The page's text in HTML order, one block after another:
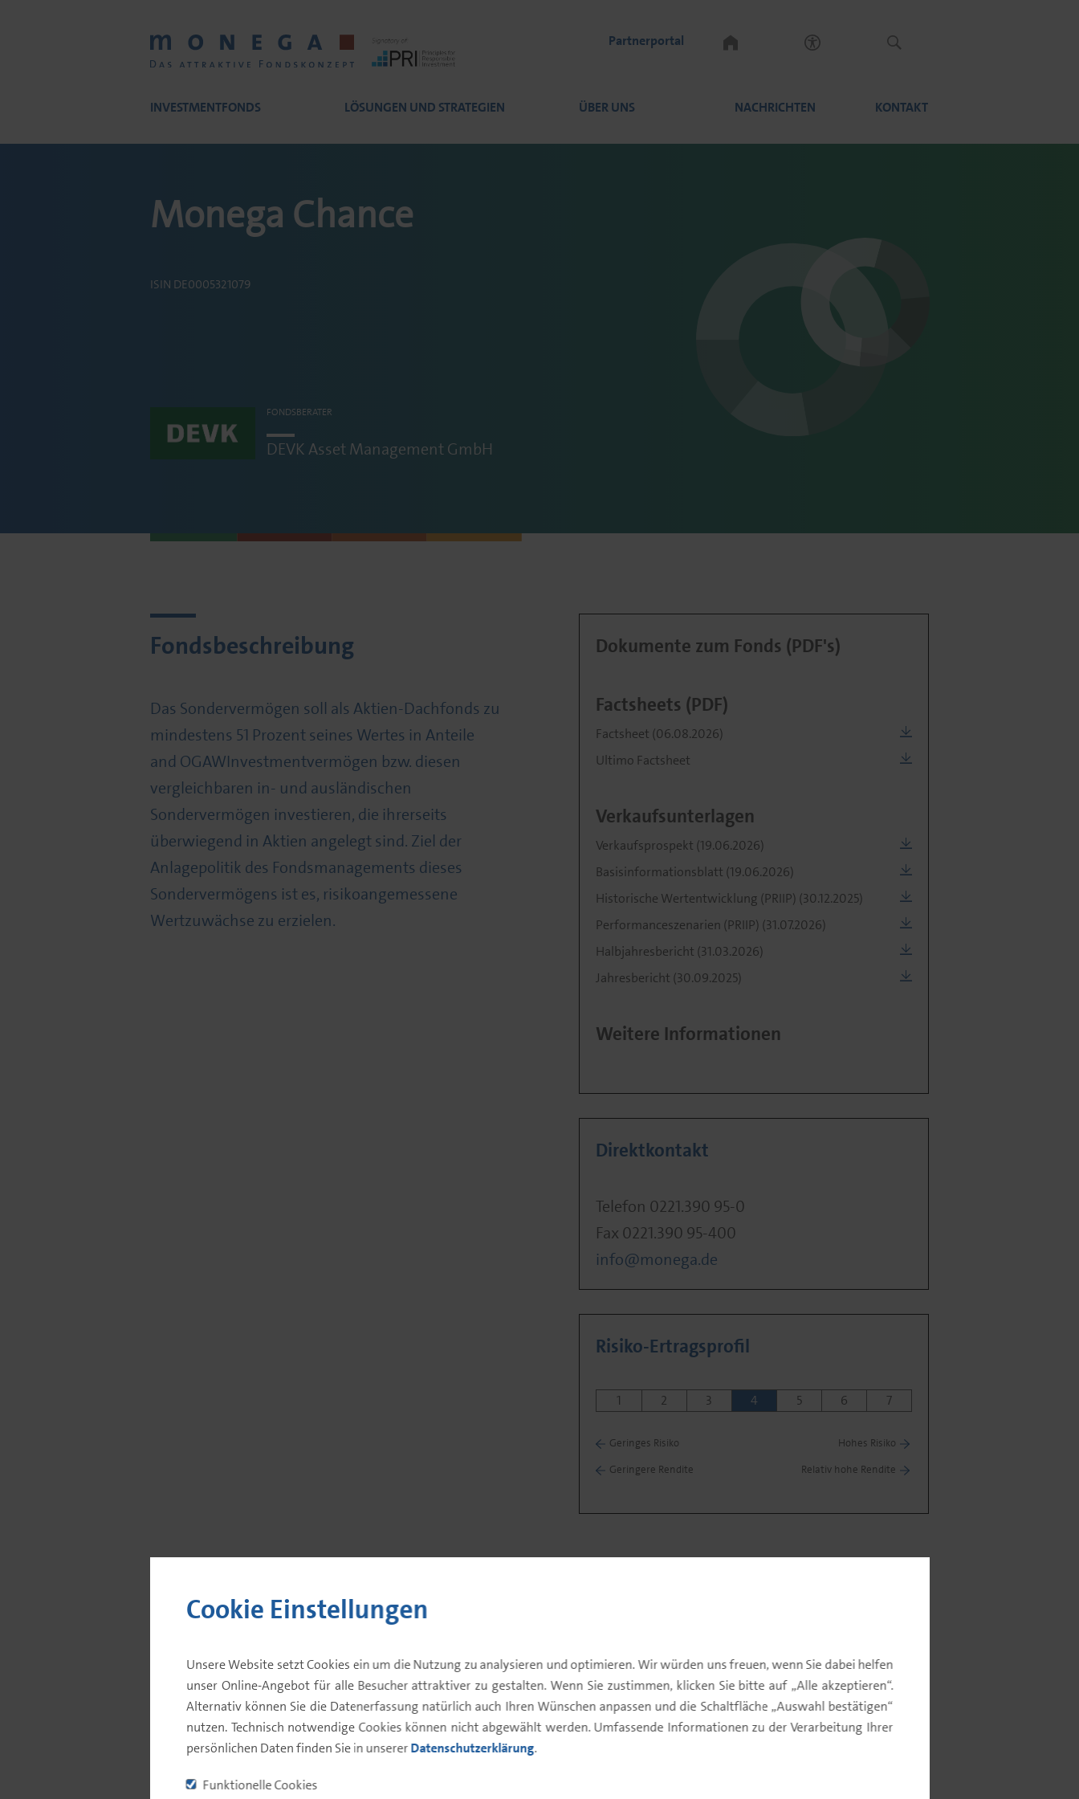
Cookie Einstellungen
Unsere Website setzt Cookies ein um die Nutzung zu analysieren und optimieren. Wir würden uns freuen, wenn Sie dabei helfen
unser Online-Angebot für alle Besucher attraktiver zu gestalten. Wenn Sie zustimmen, klicken Sie bitte auf „Alle akzeptieren“.
Alternativ können Sie die Datenerfassung natürlich auch Ihren Wünschen anpassen und die Schaltfläche „Auswahl bestätigen“
nutzen. Technisch notwendige Cookies können nicht abgewählt werden. Umfassende Informationen zu der Verarbeitung Ihrer
persönlichen Daten finden Sie in unsererDatenschutzerklärung.
Funktionelle Cookies
Partnerportal
navigation
INVESTMENTFONDS LÖSUNGEN UND STRATEGIEN ÜBER UNS NACHRICHTEN KONTAKT
Monega Chance
ISIN DE0005321079
FONDSBERATER
DEVKAsset Management GmbH
Fondsbeschreibung
Das Sondervermögen soll als Aktien-Dachfonds zu
mindestens 51 Prozent seines Wertes in Anteile
and OGAWInvestmentvermögen bzw. diesen
vergleichbaren in- und ausländischen
Sondervermögen investieren, die ihrerseits
überwiegend in Aktien angelegt sind. Ziel der
Anlagepolitik des Fondsmanagements dieses
Sondervermögens ist es, risikoangemessene
Wertzuwächse zu erzielen.
Dokumente zum Fonds (PDF's)
Factsheets (PDF)
Factsheet (06.08.2026)
Ultimo Factsheet
Verkaufsunterlagen
Verkaufsprospekt (19.06.2026)
Basisinformationsblatt (19.06.2026)
Historische Wertentwicklung (PRIIP) (30.12.2025)
Performanceszenarien (PRIIP) (31.07.2026)
Halbjahresbericht (31.03.2026)
Jahresbericht (30.09.2025)
Weitere Informationen
Direktkontakt
Telefon 0221.390 95-0
Fax 0221.390 95-400
info@monega.de
Risiko-Ertragsprofil
1 2 3 4 5 6 7
Geringes Risiko
Hohes Risiko
Geringere Rendite
Relativ hohe Rendite
STAMMDATEN